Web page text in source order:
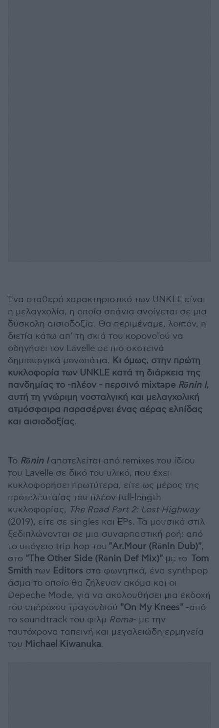
Ένα σταθερό χαρακτηριστικό των UNKLE είναι
η μελαγχολία, η οποία σπάνια ανοίγεται σε μια
δύσκολη αισιοδοξία. Θα περιμέναμε, λοιπόν, η
διετία κάτω απ’ τη σκιά του κορονοϊού να
οδηγήσει τον Lavelle σε πιο σκοτεινά
δημιουργικά μονοπάτια. Κι όμως, στην πρώτη
κυκλοφορία των UNKLE κατά τη διάρκεια της
πανδημίας το -πλέον - περσινό mixtape Rōnin I,
αυτή τη γνώριμη νοσταλγική και μελαγχολική
ατμόσφαιρα παρασέρνει ένας αέρας ελπίδας
και αισιοδοξίας.
To Rōnin Iαποτελείται από remixes του ίδιου
του Lavelle σε δικό του υλικό, που έχει
κυκλοφορήσει πρωτύτερα, είτε ως μέρος της
προτελευταίας του πλέον full-length
κυκλοφορίας, The Road Part 2: Lost Highway
(2019), είτε σε singles και EPs. Τα μουσικά στιλ
ξεδιπλώνονται σε μια συναρπαστική ροή: από
το υπόγειο trip hop του "Ar.Mour (Rōnin Dub)",
στο "The Other Side (Rōnin Def Mix)" με το Tom
Smith των Editors στα φωνητικά, ένα synthpop
άσμα το οποίο θα ζήλευαν ακόμα και οι
Depeche Mode, για να ακολουθήσει μια εκδοχή
του υπέροχου τραγουδιού "On My Knees" -από
το soundtrack του φιλμ Roma- με την
ταυτόχρονα ταπεινή και μεγαλειώδη ερμηνεία
του Michael Kiwanuka.